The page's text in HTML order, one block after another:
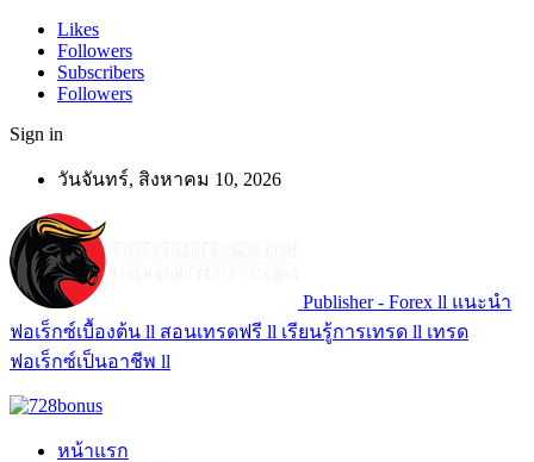
Likes
Followers
Subscribers
Followers
Sign in
วันจันทร์, สิงหาคม 10, 2026
Publisher - Forex ll แนะนำ
ฟอเร็กซ์เบื้องต้น ll สอนเทรดฟรี ll เรียนรู้การเทรด ll เทรด
ฟอเร็กซ์เป็นอาชีพ ll
หน้าแรก